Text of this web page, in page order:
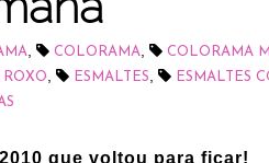
COLORAMA COLORAMA
ROXO ESMALTES ESMALTES
que voltou para ficar!